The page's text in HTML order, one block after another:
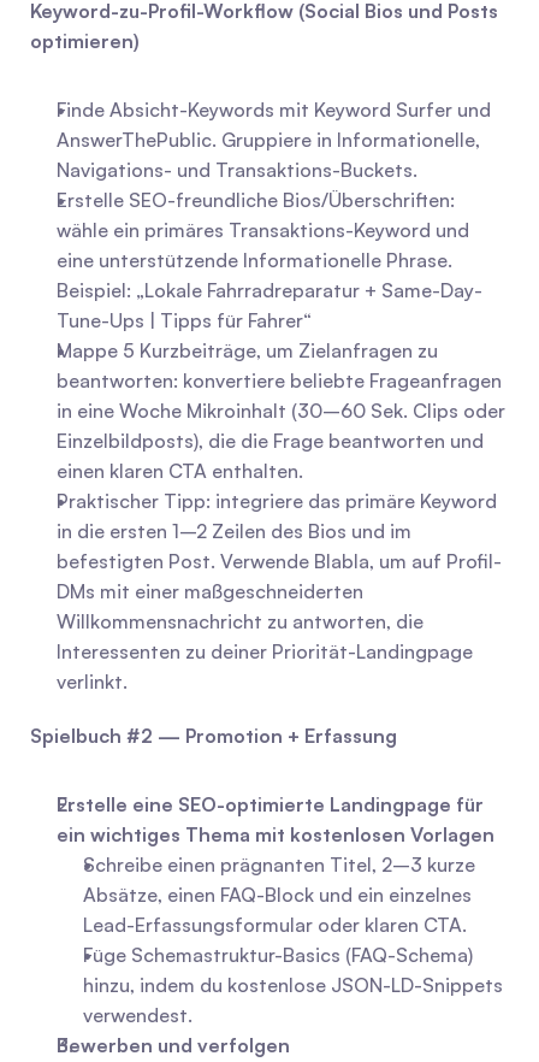
Keyword-zu-Profil-Workflow (Social Bios und Posts
optimieren)
Finde Absicht-Keywords mit Keyword Surfer und
AnswerThePublic. Gruppiere in Informationelle,
Navigations- und Transaktions-Buckets.
Erstelle SEO-freundliche Bios/Überschriften:
wähle ein primäres Transaktions-Keyword und
eine unterstützende Informationelle Phrase.
Beispiel: „Lokale Fahrradreparatur + Same-Day-
Tune-Ups | Tipps für Fahrer“
Mappe 5 Kurzbeiträge, um Zielanfragen zu
beantworten: konvertiere beliebte Frageanfragen
in eine Woche Mikroinhalt (30–60 Sek. Clips oder
Einzelbildposts), die die Frage beantworten und
einen klaren CTA enthalten.
Praktischer Tipp: integriere das primäre Keyword
in die ersten 1–2 Zeilen des Bios und im
befestigten Post. Verwende Blabla, um auf Profil-
DMs mit einer maßgeschneiderten
Willkommensnachricht zu antworten, die
Interessenten zu deiner Priorität-Landingpage
verlinkt.
Spielbuch #2 — Promotion + Erfassung
Erstelle eine SEO-optimierte Landingpage für
ein wichtiges Thema mit kostenlosen Vorlagen
Schreibe einen prägnanten Titel, 2–3 kurze
Absätze, einen FAQ-Block und ein einzelnes
Lead-Erfassungsformular oder klaren CTA.
Füge Schemastruktur-Basics (FAQ-Schema)
hinzu, indem du kostenlose JSON-LD-Snippets
verwendest.
Bewerben und verfolgen